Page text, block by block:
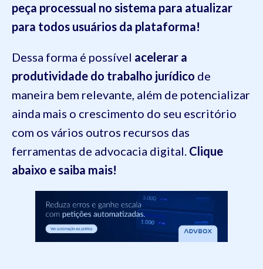
peça processual no sistema para atualizar
para todos usuários da plataforma!
Dessa forma é possível acelerar a
produtividade do trabalho jurídico de
maneira bem relevante, além de potencializar
ainda mais o crescimento do seu escritório
com os vários outros recursos das
ferramentas de advocacia digital. Clique
abaixo e saiba mais!